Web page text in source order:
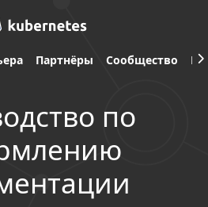
Партнёры Сообщество
по